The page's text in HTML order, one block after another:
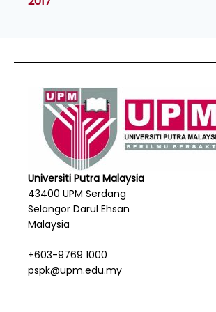
Universiti Putra Malaysia
43400 UPM Serdang
Selangor Darul Ehsan
Malaysia
+603-9769 1000
pspk@upm.edu.my